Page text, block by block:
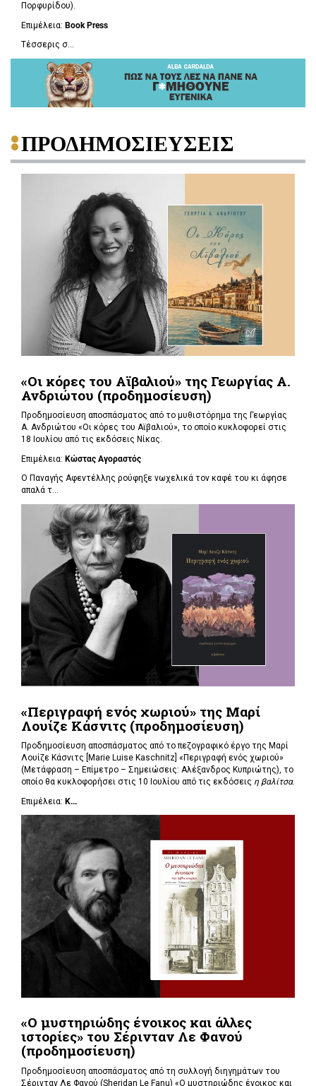
Πορφυρίδου).
Επιμέλεια: Book Press
Τέσσερις σ...
ΠΡΟΔΗΜΟΣΙΕΥΣΕΙΣ
«Οι κόρες του Αϊβαλιού» της Γεωργίας Α.
Ανδριώτου (προδημοσίευση)
Προδημοσίευση αποσπάσματος από το μυθιστόρημα της Γεωργίας
Α. Ανδριώτου «Οι κόρες του Αϊβαλιού», το οποίο κυκλοφορεί στις
18 Ιουλίου από τις εκδόσεις Νίκας.
Επιμέλεια: Κώστας Αγοραστός
Ο Παναγής Αφεντέλλης ρούφηξε νωχελικά τον καφέ του κι άφησε
απαλά τ...
«Περιγραφή ενός χωριού» της Μαρί
Λουίζε Κάσνιτς (προδημοσίευση)
Προδημοσίευση αποσπάσματος από το πεζογραφικό έργο της Μαρί
Λουίζε Κάσνιτς [Marie Luise Kaschnitz] «Περιγραφή ενός χωριού»
(Μετάφραση – Επίμετρο – Σημειώσεις: Αλέξανδρος Κυπριώτης), το
οποίο θα κυκλοφορήσει στις 10 Ιουλίου από τις εκδόσεις η βαλίτσα.
Επιμέλεια: Κ...
«Ο μυστηριώδης ένοικος και άλλες
ιστορίες» του Σέρινταν Λε Φανού
(προδημοσίευση)
Προδημοσίευση αποσπάσματος από τη συλλογή διηγημάτων του
Σέρινταν Λε Φανού (Sheridan Le Fanu) «Ο μυστηριώδης ένοικος και